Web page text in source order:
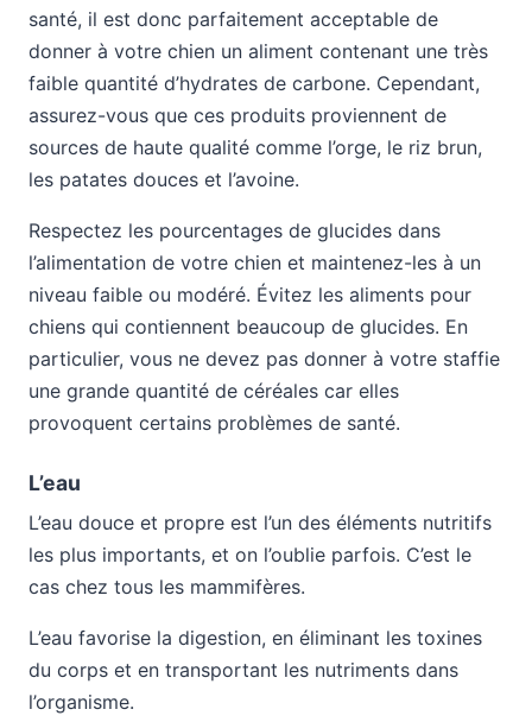
santé, il est donc parfaitement acceptable de
donner à votre chien un aliment contenant une très
faible quantité d’hydrates de carbone. Cependant,
assurez-vous que ces produits proviennent de
sources de haute qualité comme l’orge, le riz brun,
les patates douces et l’avoine.
Respectez les pourcentages de glucides dans
l’alimentation de votre chien et maintenez-les à un
niveau faible ou modéré. Évitez les aliments pour
chiens qui contiennent beaucoup de glucides. En
particulier, vous ne devez pas donner à votre staffie
une grande quantité de céréales car elles
provoquent certains problèmes de santé.
L’eau
L’eau douce et propre est l’un des éléments nutritifs
les plus importants, et on l’oublie parfois. C’est le
cas chez tous les mammifères.
L’eau favorise la digestion, en éliminant les toxines
du corps et en transportant les nutriments dans
l’organisme.